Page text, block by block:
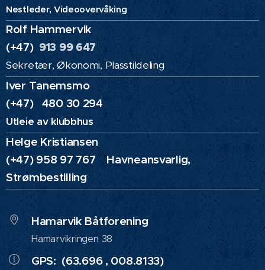
Nestleder, Videoovervåking
Rolf Hammervik
(+47) 913 99 647
Sekretær, Økonomi, Plasstildeling
Iver Tanemsmo
(+47) 480 30 294
Utleie av klubbhus
Helge Kristiansen
(+47) 958 97 767 Havneansvarlig,
Strømbestilling
Hamarvik Båtforening
Hamarvikringen 38
GPS: (63.696 , 008.8133)